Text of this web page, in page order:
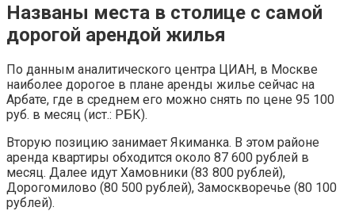
Названы места в столице с самой
дорогой арендой жилья
По данным аналитического центра ЦИАН, в Москве
наиболее дорогое в плане аренды жилье сейчас на
Арбате, где в среднем его можно снять по цене 95 100
руб. в месяц (ист.: РБК).
Вторую позицию занимает Якиманка. В этом районе
аренда квартиры обходится около 87 600 рублей в
месяц. Далее идут Хамовники (83 800 рублей),
Дорогомилово (80 500 рублей), Замоскворечье (80 100
рублей).